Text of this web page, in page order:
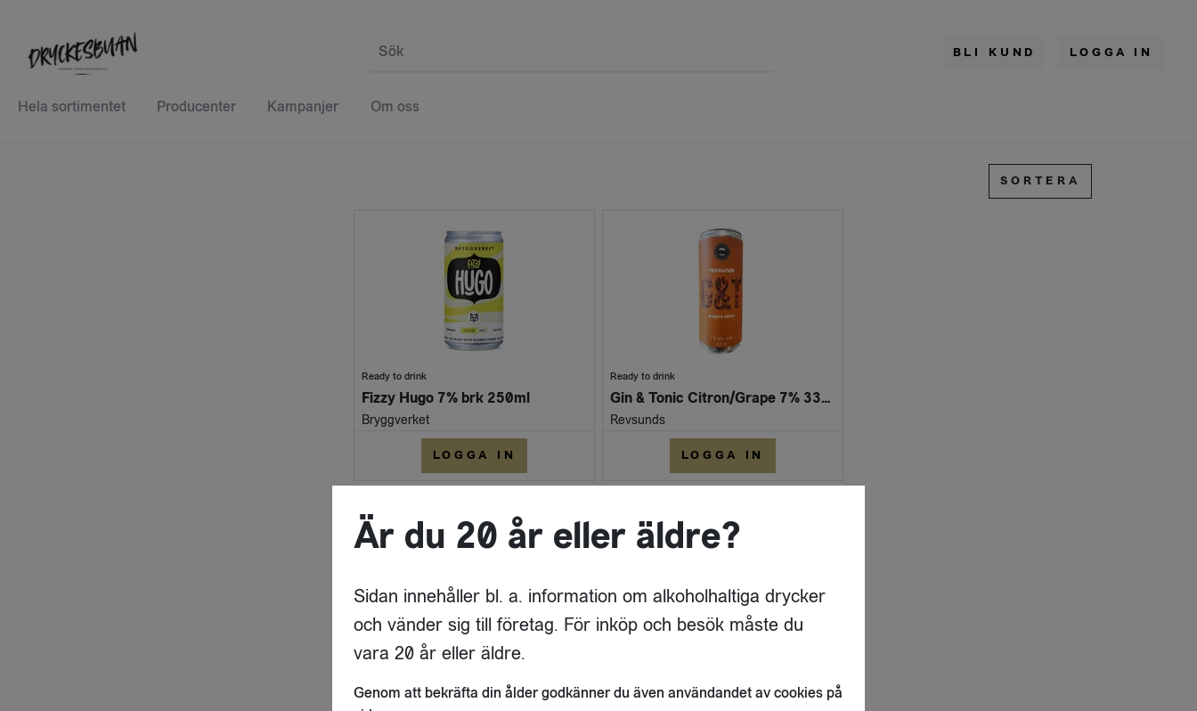
Sök BLI KUND LOGGA IN
Hela sortimentet Producenter Kampanjer Om oss
SORTERA
Ready to drink
Fizzy Hugo 7% brk 250ml
Bryggverket
LOGGA IN
Ready to drink
Gin & Tonic Citron/Grape 7% 330ml Brk
Revsunds
LOGGA IN
Är du 20 år eller äldre?
Sidan innehåller bl. a. information om alkoholhaltiga drycker
och vänder sig till företag. För inköp och besök måste du
vara 20 år eller äldre.
Genom att bekräfta din ålder godkänner du även användandet av cookies på